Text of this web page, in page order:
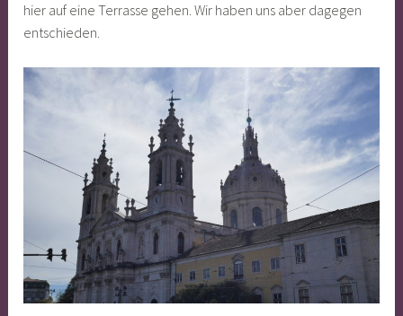
hier auf eine Terrasse gehen. Wir haben uns aber dagegen
entschieden.